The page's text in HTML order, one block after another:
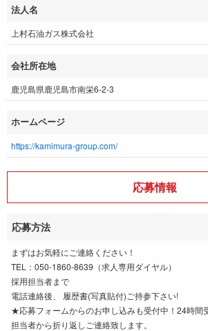
法人名
上村石油ガス株式会社
会社所在地
鹿児島県鹿児島市南栄6-2-3
ホームページ
https://kamimura-group.com/
応募情報
応募方法
まずはお気軽にご連絡ください！
TEL：050-1860-8639（求人専用ダイヤル）
採用担当者まで
電話連絡後、 履歴書(写真貼付)ご持参下さい!
★応募フォームからのお申し込みも受付中！24時間
担当者から折り返しご連絡致します。